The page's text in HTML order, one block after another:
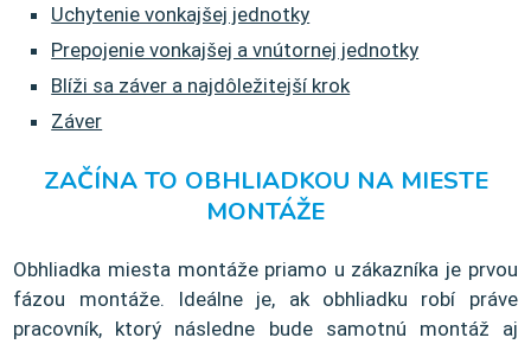
Uchytenie vonkajšej jednotky
Prepojenie vonkajšej a vnútornej jednotky
Blíži sa záver a najdôležitejší krok
Záver
ZAČÍNA TO OBHLIADKOU NA MIESTE
MONTÁŽE
Obhliadka miesta montáže priamo u zákazníka je prvou
fázou montáže. Ideálne je, ak obhliadku robí práve
pracovník, ktorý následne bude samotnú montáž aj